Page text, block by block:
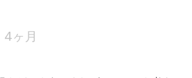
4ヶ月